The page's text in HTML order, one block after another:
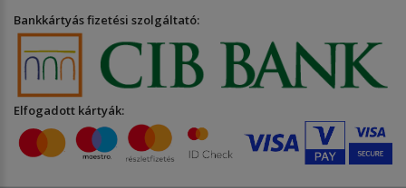
Bankkártyás fizetési szolgáltató:
Elfogadott kártyák: